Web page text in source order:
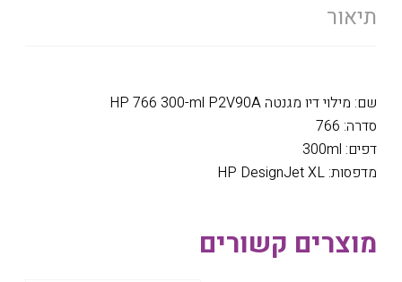
תיאור
שם: מילוי דיו מגנטה HP 766 300-ml P2V90A
סדרה: 766
דפים: 300ml
מדפסות: HP DesignJet XL
מוצרים קשורים